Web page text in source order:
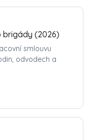
brigády (2026)
smlouvu
odvodech a